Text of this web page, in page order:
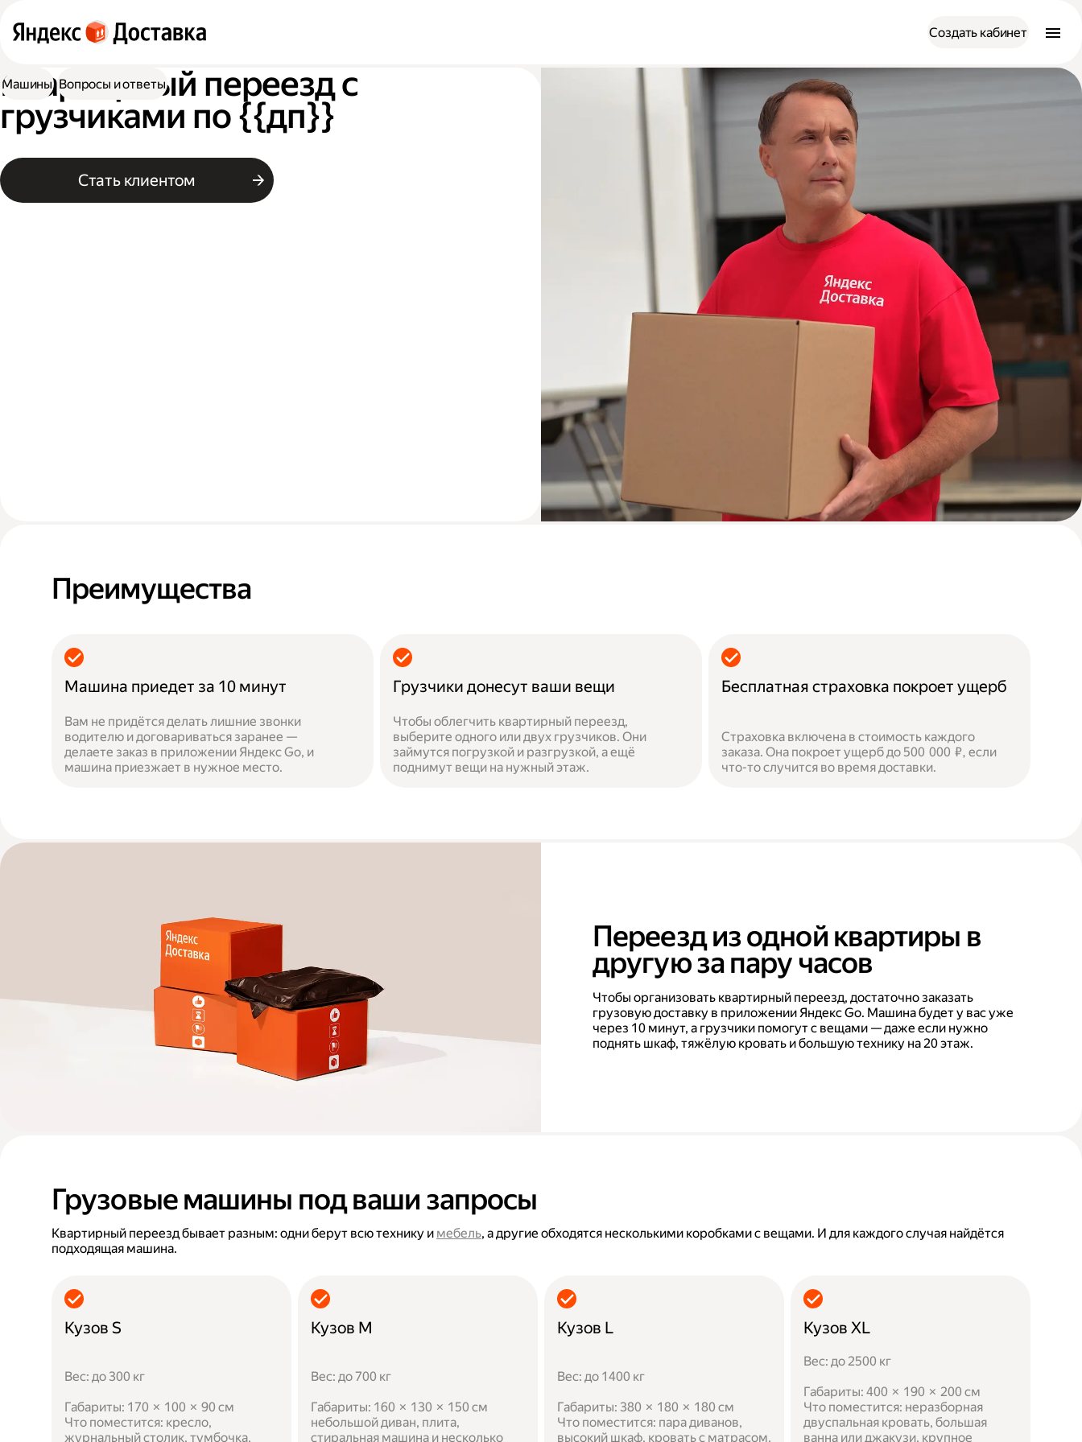
Создать кабинет
Квартирный переезд с
грузчиками по {{дп}}
Стать клиентом
Машины Вопросы и ответы
Преимущества
Машина приедет за 10 минут
Вам не придётся делать лишние звонки
водителю и договариваться заранее —
делаете заказ в приложении Яндекс Go, и
машина приезжает в нужное место.
Грузчики донесут ваши вещи
Чтобы облегчить квартирный переезд,
выберите одного или двух грузчиков. Они
займутся погрузкой и разгрузкой, а ещё
поднимут вещи на нужный этаж.
Бесплатная страховка покроет ущерб
Страховка включена в стоимость каждого
заказа. Она покроет ущерб до 500 000 ₽, если
что-то случится во время доставки.
Переезд из одной квартиры в
другую за пару часов
Чтобы организовать квартирный переезд, достаточно заказать
грузовую доставку в приложении Яндекс Go. Машина будет у вас уже
через 10 минут, а грузчики помогут с вещами — даже если нужно
поднять шкаф, тяжёлую кровать и большую технику на 20 этаж.
Грузовые машины под ваши запросы
Квартирный переезд бывает разным: одни берут всю технику и мебель, а другие обходятся несколькими коробками с вещами. И для каждого случая найдётся
подходящая машина.
Кузов S
Вес: до 300 кг
Габариты: 170 × 100 × 90 см
Что поместится: кресло,
журнальный столик, тумбочка,
Кузов M
Вес: до 700 кг
Габариты: 160 × 130 × 150 см
небольшой диван, плита,
стиральная машина и несколько
Кузов L
Вес: до 1400 кг
Габариты: 380 × 180 × 180 см
Что поместится: пара диванов,
высокий шкаф, кровать с матрасом,
Кузов XL
Вес: до 2500 кг
Габариты: 400 × 190 × 200 см
Что поместится: неразборная
двуспальная кровать, большая
ванна или джакузи, крупное